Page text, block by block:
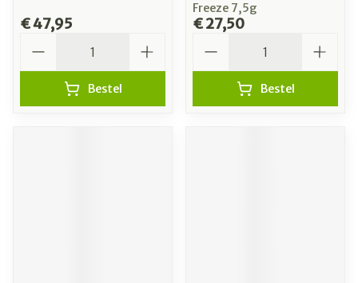
€ 47,95
Bestel
Freeze 7,5g
€ 27,50
Bestel